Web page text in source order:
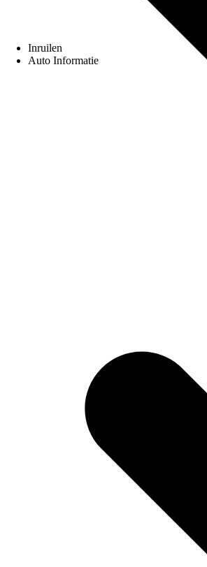
Inruilen
Auto Informatie